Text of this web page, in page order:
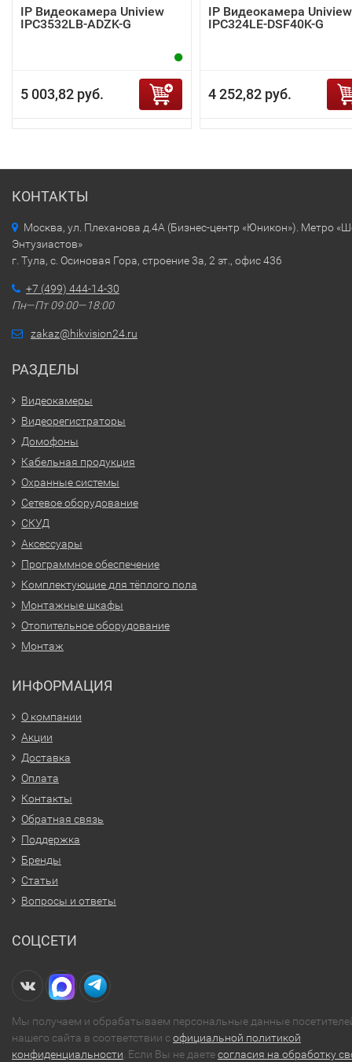
IP Видеокамера Uniview
IPC3532LB-ADZK-G
5 003,82 руб.
IP Видеокамера Uniview
IPC324LE-DSF40K-G
4 252,82 руб.
КОНТАКТЫ
Москва, ул. Плеханова д.4А (Бизнес-центр «Юникон»). Метро
Энтузиастов»
г. Тула, с. Осиновая Гора, строение 3а, 2 эт., офис 436
+7 (499) 444-14-30
Пн—Пт 09:00—18:00
zakaz@hikvision24.ru
РАЗДЕЛЫ
Видеокамеры
Видеорегистраторы
Домофоны
Кабельная продукция
Охранные системы
Сетевое оборудование
СКУД
Аксессуары
Программное обеспечение
Комплектующие для тёплого пола
Монтажные шкафы
Отопительное оборудование
Монтаж
ИНФОРМАЦИЯ
О компании
Акции
Доставка
Оплата
Контакты
Обратная связь
Поддержка
Бренды
Статьи
Вопросы и ответы
СОЦСЕТИ
Мы получаем и обрабатываем персональные данные
нашего сайта в соответствии софициальной политикой
конфиденциальности . Если Вы не даетесогласия на обработку